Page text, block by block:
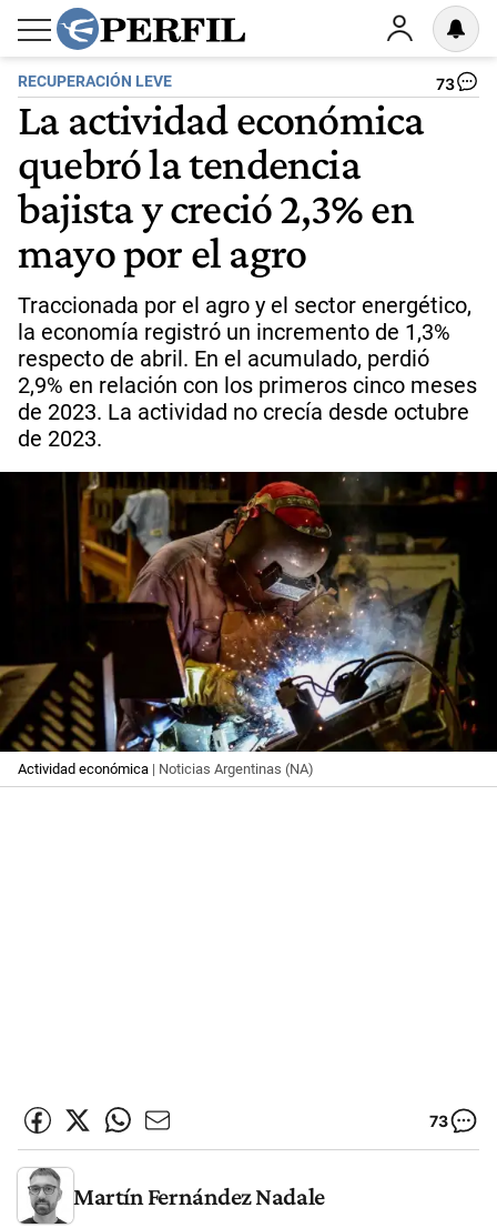
RECUPERACIÓN LEVE 73
La actividad económica
quebró la tendencia
bajista y creció 2,3% en
mayo por el agro
Traccionada por el agro y el sector energético,
la economía registró un incremento de 1,3%
respecto de abril. En el acumulado, perdió
2,9% en relación con los primeros cinco meses
de 2023. La actividad no crecía desde octubre
de 2023.
Actividad económica | Noticias Argentinas (NA)
73
Martín Fernández Nadale